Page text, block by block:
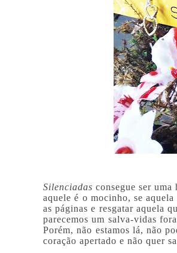
Silenciadasconsegue ser
aquele é o mocinho, se
as páginas e resgatar aquela
parecemos um salva-vidas
Porém, não estamos lá, não
coração apertado e não quer